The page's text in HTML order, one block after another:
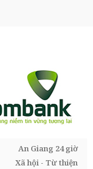
An Giang 24 giờ
Xã hội - Từ thiện